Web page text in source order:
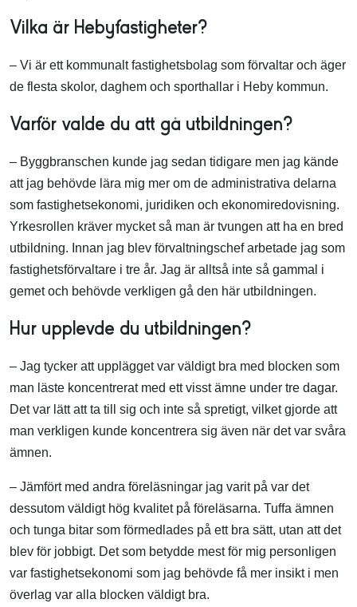
Vilka är Hebyfastigheter?
– Vi är ett kommunalt fastighetsbolag som förvaltar och äger
de flesta skolor, daghem och sporthallar i Heby kommun.
Varför valde du att gå utbildningen?
– Byggbranschen kunde jag sedan tidigare men jag kände
att jag behövde lära mig mer om de administrativa delarna
som fastighetsekonomi, juridiken och ekonomiredovisning.
Yrkesrollen kräver mycket så man är tvungen att ha en bred
utbildning. Innan jag blev förvaltningschef arbetade jag som
fastighetsförvaltare i tre år. Jag är alltså inte så gammal i
gemet och behövde verkligen gå den här utbildningen.
Hur upplevde du utbildningen?
– Jag tycker att upplägget var väldigt bra med blocken som
man läste koncentrerat med ett visst ämne under tre dagar.
Det var lätt att ta till sig och inte så spretigt, vilket gjorde att
man verkligen kunde koncentrera sig även när det var svåra
ämnen.
– Jämfört med andra föreläsningar jag varit på var det
dessutom väldigt hög kvalitet på föreläsarna. Tuffa ämnen
och tunga bitar som förmedlades på ett bra sätt, utan att det
blev för jobbigt. Det som betydde mest för mig personligen
var fastighetsekonomi som jag behövde få mer insikt i men
överlag var alla blocken väldigt bra.